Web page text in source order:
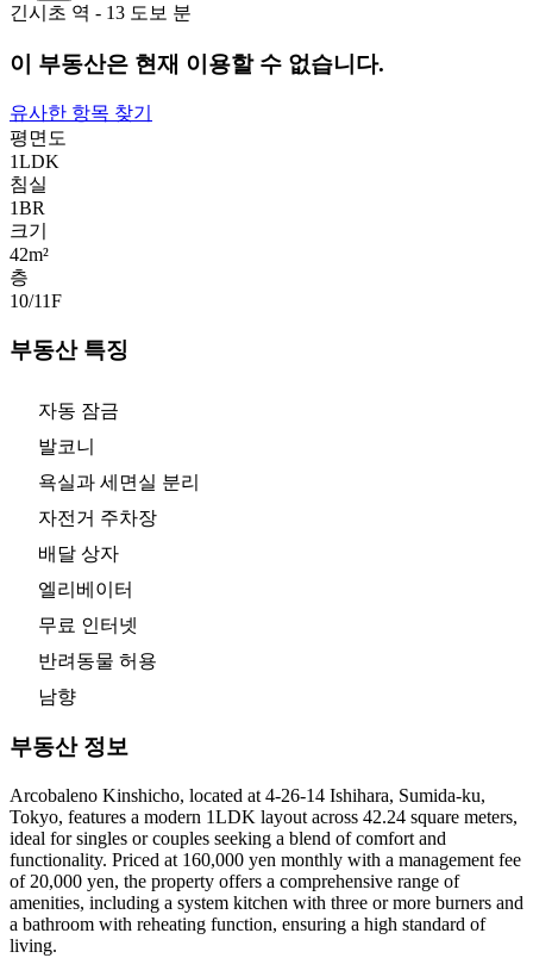
긴시초 역 - 13 도보 분
이 부동산은 현재 이용할 수 없습니다.
유사한 항목 찾기
평면도
1LDK
침실
1BR
크기
42m²
층
10/11F
부동산 특징
자동 잠금
발코니
욕실과 세면실 분리
자전거 주차장
배달 상자
엘리베이터
무료 인터넷
반려동물 허용
남향
부동산 정보
Arcobaleno Kinshicho, located at 4-26-14 Ishihara, Sumida-ku,
Tokyo, features a modern 1LDK layout across 42.24 square meters,
ideal for singles or couples seeking a blend of comfort and
functionality. Priced at 160,000 yen monthly with a management fee
of 20,000 yen, the property offers a comprehensive range of
amenities, including a system kitchen with three or more burners and
a bathroom with reheating function, ensuring a high standard of
living.